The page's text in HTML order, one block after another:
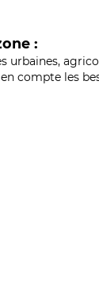
:
urbaines,
compte les